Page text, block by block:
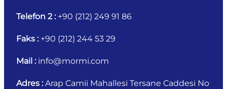
Telefon 2 : +90 (212) 249 91 86
Faks :+90 (212) 244 53 29
Mail : info@mormi.com
Adres :Arap Camii Mahallesi Tersane Caddesi No